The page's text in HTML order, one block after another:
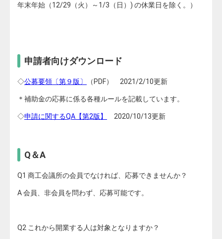
年末年始（12/29（火）～1/3（日）) の休業日を除く。）
申請者向けダウンロード
◇公募要領〔第９版〕 （PDF） 2021/2/10更新
＊補助金の応募に係る各種ルールを記載しています。
◇申請に関するQA【第2版】 2020/10/13更新
Q＆A
Q1 商工会議所の会員でなければ、応募できませんか？
A 会員、非会員を問わず、応募可能です。
Q2 これから開業する人は対象となりますか？